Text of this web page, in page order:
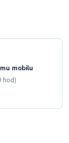
mobilu
hod)